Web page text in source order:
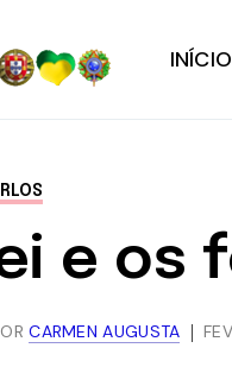
INÍCIO
e os
CARMEN AUGUSTA